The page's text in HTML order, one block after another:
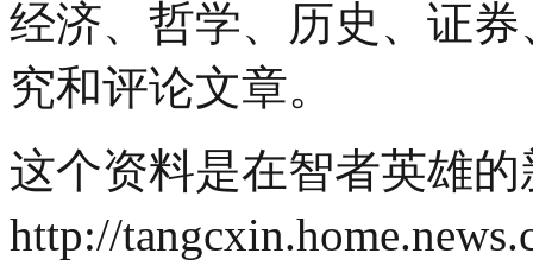
经济、哲学、历史、证
究和评论文章。
这个资料是在智者英雄
http://